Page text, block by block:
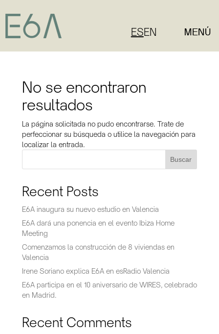
EN
ES
No se encontraron
resultados
La página solicitada no pudo encontrarse. Trate de
perfeccionar su búsqueda o utilice la navegación para
localizar la entrada.
Buscar
Recent Posts
E6A inaugura su nuevo estudio en Valencia
E6A dará una ponencia en el evento Ibiza Home
Meeting
Comenzamos la construcción de 8 viviendas en
Valencia
Irene Soriano explica E6A en esRadio Valencia
E6A participa en el 10 aniversario de WIRES, celebrado
en Madrid.
Recent Comments